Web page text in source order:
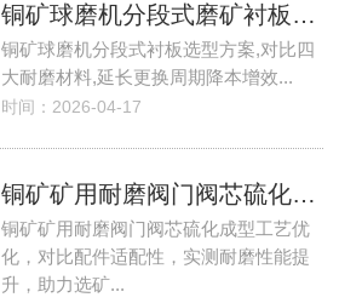
铜矿球磨机分段式磨矿衬板延长单套更换周期
铜矿球磨机分段式衬板选型方案,对比四
大耐磨材料,延长更换周期降本增效...
时间：2026-04-17
铜矿矿用耐磨阀门阀芯硫化成型工艺提升耐磨度
铜矿矿用耐磨阀门阀芯硫化成型工艺优
化，对比配件适配性，实测耐磨性能提
升，助力选矿...